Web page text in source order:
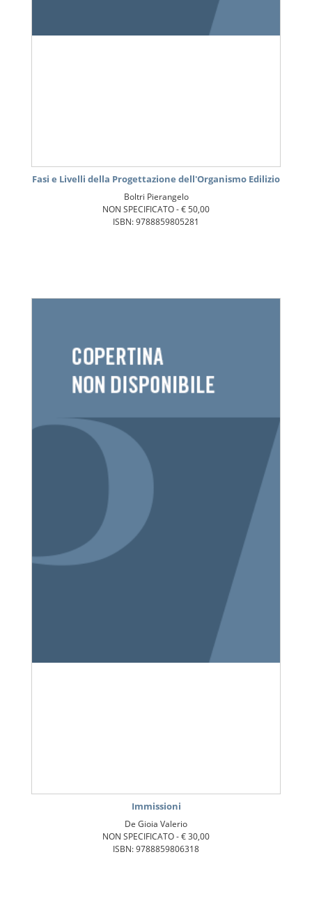
Fasi e Livelli della Progettazione dell'Organismo Edilizio
Boltri Pierangelo
NON SPECIFICATO -€ 50,00
ISBN: 9788859805281
Immissioni
De Gioia Valerio
NON SPECIFICATO -€ 30,00
ISBN: 9788859806318